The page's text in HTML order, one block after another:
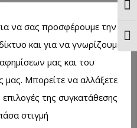
να σας προσφέρουμε την
και για να γνωρίζουμε
μας και του
μας. Μπορείτε να αλλάξετε
της συγκατάθεσης
στιγμή